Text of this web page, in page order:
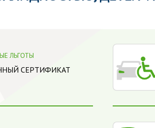
ЛЬГОТЫ
СЕРТИФИКАТ